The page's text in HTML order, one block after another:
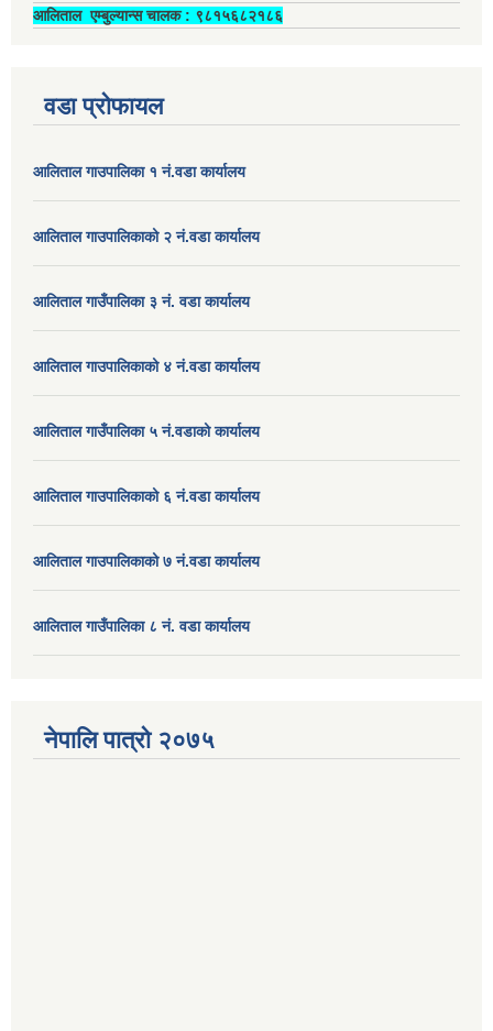
आलिताल एम्बुल्यान्स चालक ‍: ९८१५६८२१८६
वडा प्रोफायल
आलिताल गाउपालिका १ नं.वडा कार्यालय
आलिताल गाउपालिकाको २ नं.वडा कार्यालय
आलिताल गाउँपालिका ३ नं. वडा कार्यालय
आलिताल गाउपालिकाको ४ नं.वडा कार्यालय
आलिताल गाउँपालिका ५ नं.वडाको कार्यालय
आलिताल गाउपालिकाको ६ नं.वडा कार्यालय
आलिताल गाउपालिकाको ७ नं.वडा कार्यालय
आलिताल गाउँपालिका ८ नं. वडा कार्यालय
नेपालि पात्रो २०७५